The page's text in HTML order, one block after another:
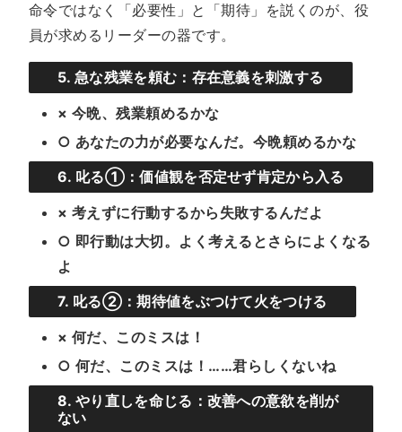
命令ではなく「必要性」と「期待」を説くのが、役
員が求めるリーダーの器です。
5. 急な残業を頼む：存在意義を刺激する
× 今晩、残業頼めるかな
○ あなたの力が必要なんだ。今晩頼めるかな
6. 叱る①：価値観を否定せず肯定から入る
× 考えずに行動するから失敗するんだよ
○ 即行動は大切。よく考えるとさらによくなる
よ
7. 叱る②：期待値をぶつけて火をつける
× 何だ、このミスは！
○ 何だ、このミスは！……君らしくないね
8. やり直しを命じる：改善への意欲を削が
ない